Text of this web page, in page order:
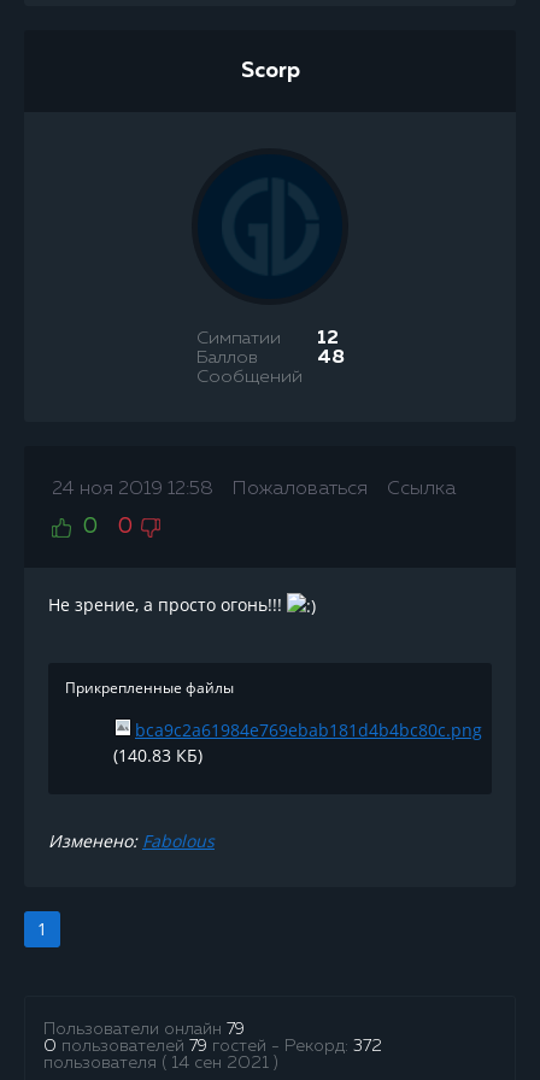
Scorp
Симпатии 12
Баллов 48
Сообщений
24 ноя 2019 12:58 Пожаловаться Ссылка
0 0
Не зрение, а просто огонь!!!
Прикрепленные файлы
bca9c2a61984e769ebab181d4b4bc80c.png
(140.83 КБ)
Изменено: Fabolous
1
Пользователи онлайн 79
0 пользователей 79 гостей - Рекорд: 372
пользователя ( 14 сен 2021 )